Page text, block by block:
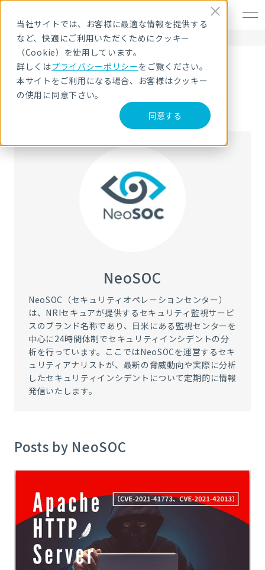
当社サイトでは、お客様に最適な情報を提供する
など、快適にご利用いただくためにクッキー
（Cookie）を使用しています。
詳しくはプライバシーポリシーをご覧ください。
本サイトをご利用になる場合、お客様はクッキー
の使用に同意下さい。
同意する
HOME NRIセキュア ブログ neosoc
NRIセキュア ブログ
NeoSOC
NeoSOC（セキュリティオペレーションセンター）
は、NRIセキュアが提供するセキュリティ監視サービ
スのブランド名称であり、日米にある監視センターを
中心に24時間体制でセキュリティインシデントの分
析を行っています。ここではNeoSOCを運営するセキ
ュリティアナリストが、最新の脅威動向や実際に分析
したセキュリティインシデントについて定期的に情報
発信いたします。
Posts by NeoSOC